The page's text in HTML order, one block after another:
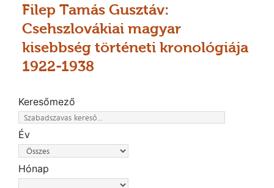
Filep Tamás Gusztáv:
Csehszlovákiai magyar
kisebbség történeti kronológiája
1922-1938
Keresőmező
Év
Hónap